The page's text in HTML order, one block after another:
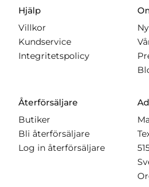
Hjälp
Villkor
Kundservice
Integritetspolicy
Återförsäljare
Butiker
Bli återförsäljare
Log in återförsäljare